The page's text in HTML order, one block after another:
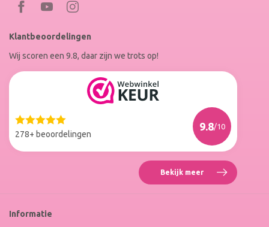
Bezoek
Facebook
op
Instagram
Klantbeoordelingen
Wij scoren een 9.8, daar zijn we trots op!
278+ beoordelingen
9.8/10
Web
Winkel
Bekijk meer Reviews
Roxenne
Informatie